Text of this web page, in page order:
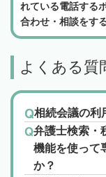
れている電話する
合わせ・相談をす
よくある質
相続会議の利
弁護士検索・
機能を使って
か？